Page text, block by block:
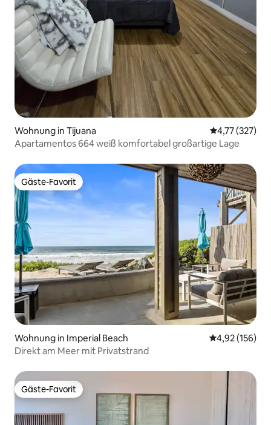
Wohnung in Tijuana
4,77 (327)
Apartamentos 664 weiß komfortabel großartige Lage
Gäste-Favorit
Gäste-Favorit
Wohnung in Imperial Beach
4,92 (156)
Direkt am Meer mit Privatstrand
Gäste-Favorit
Gäste-Favorit